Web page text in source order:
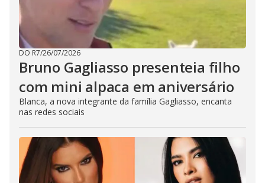
DO R7/26/07/2026
Bruno Gagliasso presenteia filho
com mini alpaca em aniversário
Blanca, a nova integrante da família Gagliasso, encanta
nas redes sociais